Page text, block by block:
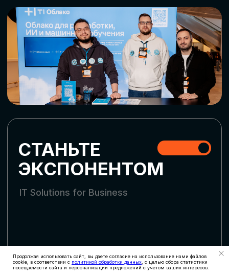
Продолжая использовать сайт, вы даете согласие на использование нами файлов
cookie, в соответствии с политикой обработки данных , с целью сбора статистики
посещаемости сайта и персонализации предложений с учетом ваших интересов.
СТАТЬ ПАРТНЕРОМ
СКАЧАТЬ ПРОГРАММУ
СТАТЬ СПИКЕРОМ
СТАТЬ УЧАСТНИКОМ